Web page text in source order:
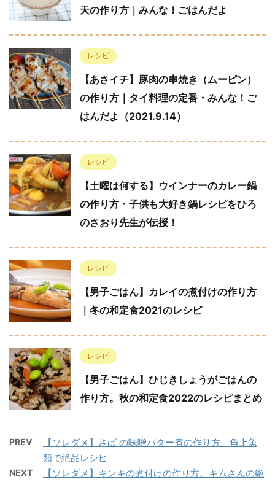
天の作り方｜みんな！ごはんだよ
レシピ
【あさイチ】豚肉の串焼き（ムーピン）
の作り方｜タイ料理の定番・みんな！ご
はんだよ（2021.9.14）
レシピ
【土曜は何する】ウインナーのカレー鍋
の作り方・子供も大好き鍋レシピをひろ
のさおり先生が伝授！
レシピ
【男子ごはん】カレイの煮付けの作り方
｜冬の和定食2021のレシピ
レシピ
【男子ごはん】ひじきしょうがごはんの
作り方。秋の和定食2022のレシピまとめ
PREV
【ソレダメ】さば の味噌バター煮の作り方。角上魚
類で絶品レシピ
NEXT
【ソレダメ】キンキの煮付けの作り方。キムさんの絶